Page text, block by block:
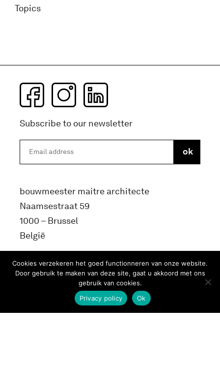
Topics
Subscribe to our newsletter
bouwmeester maitre architecte
Naamsestraat 59
1000 – Brussel
België
info@bma.brussels
Cookies verzekeren het goed functionneren van onze website.
Door gebruik te maken van deze site, gaat u akkoord met ons
gebruik van cookies.
Ok
Privacy policy